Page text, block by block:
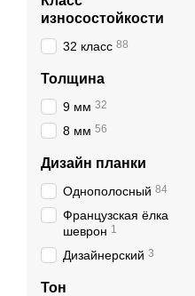
износостойкости
32 класс 88
Толщина
9 мм 32
8 мм 56
Дизайн планки
Однополосный 84
Французская ёлка
шеврон 1
Дизайнерский 3
Тон